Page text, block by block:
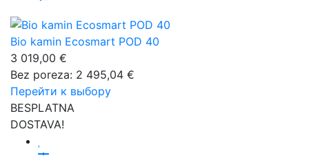
Bio kamin Ecosmart POD 40
3 019,00 €
Bez poreza: 2 495,04 €
Перейти к выбору
BESPLATNA
DOSTAVA!